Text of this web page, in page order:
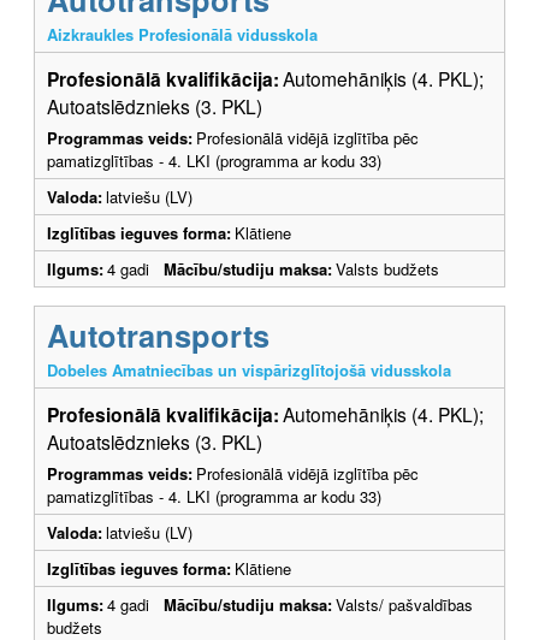
Aizkraukles Profesionālā vidusskola
Profesionālā kvalifikācija:Automehāniķis (4. PKL);
Autoatslēdznieks (3. PKL)
Programmas veids: Profesionālā vidējā izglītība pēc
pamatizglītības - 4. LKI (programma ar kodu 33)
Valoda:latviešu (LV)
Izglītības ieguves forma: Klātiene
Ilgums:4 gadi Mācību/studiju maksa:Valsts budžets
Autotransports
Dobeles Amatniecības un vispārizglītojošā vidusskola
Profesionālā kvalifikācija:Automehāniķis (4. PKL);
Autoatslēdznieks (3. PKL)
Programmas veids: Profesionālā vidējā izglītība pēc
pamatizglītības - 4. LKI (programma ar kodu 33)
Valoda:latviešu (LV)
Izglītības ieguves forma: Klātiene
Ilgums:4 gadi Mācību/studiju maksa:Valsts/ pašvaldības
budžets